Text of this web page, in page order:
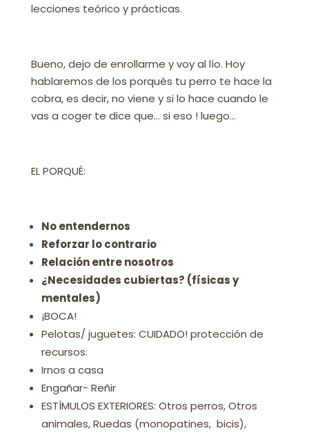
lecciones teórico y prácticas.
Bueno, dejo de enrollarme y voy al lío. Hoy
hablaremos de los porqués tu perro te hace la
cobra, es decir, no viene y si lo hace cuando le
vas a coger te dice que… si eso ! luego…
EL PORQUÉ:
No entendernos
Reforzar lo contrario
Relación entre nosotros
¿Necesidades cubiertas? (físicas y
mentales)
¡BOCA!
Pelotas/ juguetes: CUIDADO! protección de
recursos.
Irnos a casa
Engañar- Reñir
ESTÍMULOS EXTERIORES: Otros perros, Otros
animales, Ruedas (monopatines, bicis),